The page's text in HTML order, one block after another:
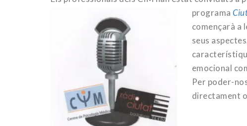
programa
començarà a
seus
emocional
Per poder-
directament